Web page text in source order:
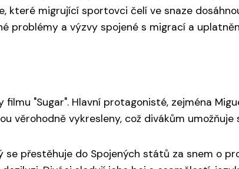
migrující sportovci čelí ve snaze
problémy a výzvy spojené s migrací a
"Sugar". Hlavní protagonisté, zejména
věrohodně vykresleny, což divákům
přestěhuje do Spojených států za snem o